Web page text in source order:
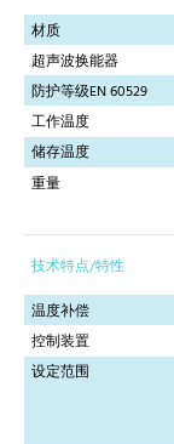
材质
超声波换能器
防护等级EN 60529
工作温度
储存温度
重量
技术特点/特性
温度补偿
控制装置
设定范围